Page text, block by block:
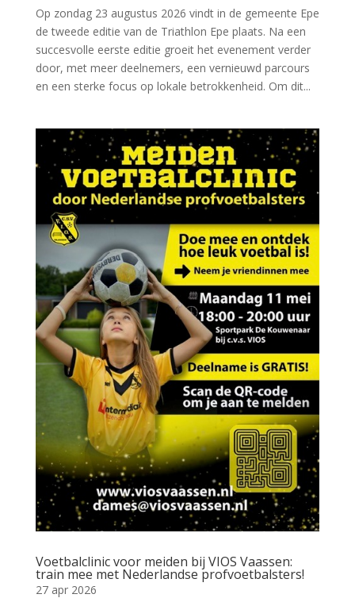
Op zondag 23 augustus 2026 vindt in de gemeente Epe
de tweede editie van de Triathlon Epe plaats. Na een
succesvolle eerste editie groeit het evenement verder
door, met meer deelnemers, een vernieuwd parcours
en een sterke focus op lokale betrokkenheid. Om dit...
Voetbalclinic voor meiden bij VIOS Vaassen:
train mee met Nederlandse profvoetbalsters!
27 apr 2026